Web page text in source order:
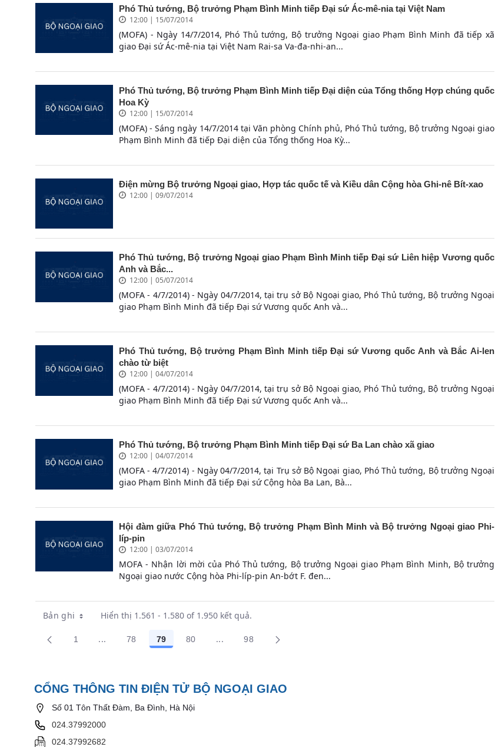
Phó Thủ tướng, Bộ trưởng Phạm Bình Minh tiếp Đại sứ Ác-mê-nia tại Việt Nam
12:00 | 15/07/2014
(MOFA) - Ngày 14/7/2014, Phó Thủ tướng, Bộ trưởng Ngoại giao Phạm Bình Minh đã tiếp xã
giao Đại sứ Ác-mê-nia tại Việt Nam Rai-sa Va-đa-nhi-an...
Phó Thủ tướng, Bộ trưởng Phạm Bình Minh tiếp Đại diện của Tổng thống Hợp chúng quốc
Hoa Kỳ
12:00 | 15/07/2014
(MOFA) - Sáng ngày 14/7/2014 tại Văn phòng Chính phủ, Phó Thủ tướng, Bộ trưởng Ngoại giao
Phạm Bình Minh đã tiếp Đại diện của Tổng thống Hoa Kỳ...
Điện mừng Bộ trưởng Ngoại giao, Hợp tác quốc tế và Kiều dân Cộng hòa Ghi-nê Bít-xao
12:00 | 09/07/2014
Phó Thủ tướng, Bộ trưởng Ngoại giao Phạm Bình Minh tiếp Đại sứ Liên hiệp Vương quốc
Anh và Bắc...
12:00 | 05/07/2014
(MOFA - 4/7/2014) - Ngày 04/7/2014, tại trụ sở Bộ Ngoại giao, Phó Thủ tướng, Bộ trưởng Ngoại
giao Phạm Bình Minh đã tiếp Đại sứ Vương quốc Anh và...
Phó Thủ tướng, Bộ trưởng Phạm Bình Minh tiếp Đại sứ Vương quốc Anh và Bắc Ai-len
chào từ biệt
12:00 | 04/07/2014
(MOFA - 4/7/2014) - Ngày 04/7/2014, tại trụ sở Bộ Ngoại giao, Phó Thủ tướng, Bộ trưởng Ngoại
giao Phạm Bình Minh đã tiếp Đại sứ Vương quốc Anh và...
Phó Thủ tướng, Bộ trưởng Phạm Bình Minh tiếp Đại sứ Ba Lan chào xã giao
12:00 | 04/07/2014
(MOFA - 4/7/2014) - Ngày 04/7/2014, tại Trụ sở Bộ Ngoại giao, Phó Thủ tướng, Bộ trưởng Ngoại
giao Phạm Bình Minh đã tiếp Đại sứ Cộng hòa Ba Lan, Bà...
Hội đàm giữa Phó Thủ tướng, Bộ trưởng Phạm Bình Minh và Bộ trưởng Ngoại giao Phi-
líp-pin
12:00 | 03/07/2014
MOFA - Nhận lời mời của Phó Thủ tướng, Bộ trưởng Ngoại giao Phạm Bình Minh, Bộ trưởng
Ngoại giao nước Cộng hòa Phi-líp-pin An-bớt F. đen...
Bản ghi Hiển thị 1.561 - 1.580 of 1.950 kết quả.
Các trang trên cổng
1 ...Trang trung gian Use TAB to navigate.
Các trang trên cổng
78 Các trang trên cổng
79 Các trang trên cổng
80 ...Trang trung gian Use TAB to navigate.
Các trang trên cổng
98
CỔNG THÔNG TIN ĐIỆN TỬ BỘ NGOẠI GIAO
Số 01 Tôn Thất Đàm, Ba Đình, Hà Nội
024.37992000
024.37992682